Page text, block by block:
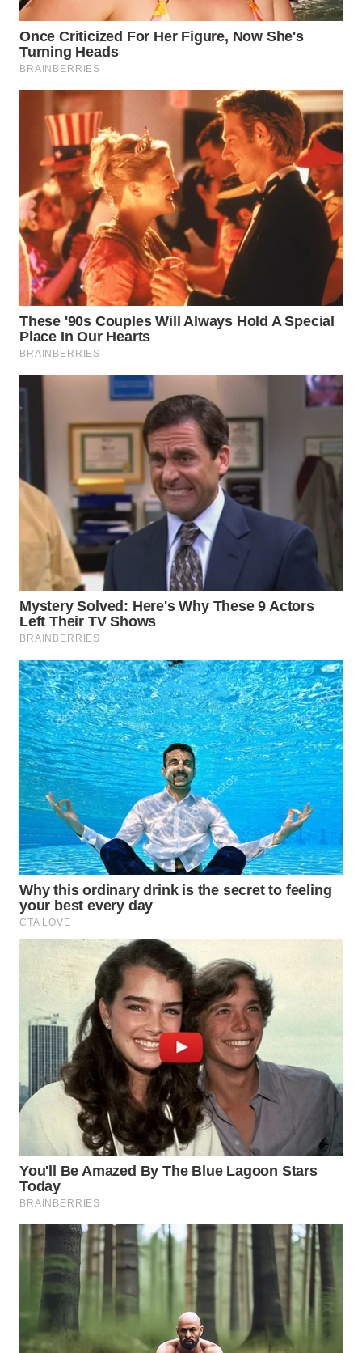
WN
PRIANGAN
TIMUR
WN
SEMARANG
WN
SOLO
WN
BOROBUDUR
WN
MADURA
WN
NATUNA
BINTAN
WN
MANDALIKA
WN
LIKUPANG
WN
LABUANBAJO
WN
BORNEO
Wahana
Media
Group
WAHANA
NEWS
WAHANA
TANI
WAHANA
ADVOKAT
WAHANA
INFRASTRUKTUR
WAHANA
KONSUMEN
LISTRIK
WAHANA
TRAVEL
WAHANA
TV
WAHANANEWS
ID